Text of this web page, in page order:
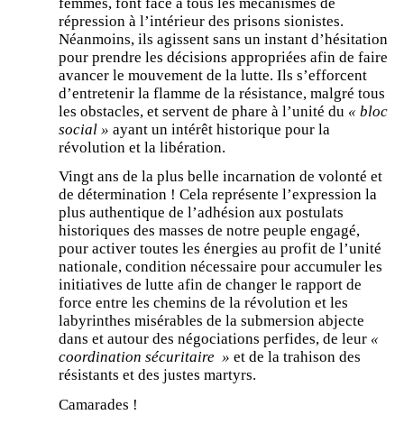
répression à l’intérieur des prisons sionistes.
Néanmoins, ils agissent sans un instant d’hésitation
pour prendre les décisions appropriées afin de faire
avancer le mouvement de la lutte. Ils s’efforcent
d’entretenir la flamme de la résistance, malgré tous
les obstacles, et servent de phare à l’unité du « bloc
social » ayant un intérêt historique pour la
révolution et la libération.
Vingt ans de la plus belle incarnation de volonté et
de détermination ! Cela représente l’expression la
plus authentique de l’adhésion aux postulats
historiques des masses de notre peuple engagé,
pour activer toutes les énergies au profit de l’unité
nationale, condition nécessaire pour accumuler les
initiatives de lutte afin de changer le rapport de
force entre les chemins de la révolution et les
labyrinthes misérables de la submersion abjecte
dans et autour des négociations perfides, de leur «
coordination sécuritaire » et de la trahison des
résistants et des justes martyrs.
Camarades !